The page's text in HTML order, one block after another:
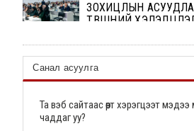
ЗОХИЦЛЫН
ТҮВШНИЙ
Хамтын ажиллагааг
санал солилцлоо
Санал асуулга
Та вэб сайтаас өөрт хэрэгцээт
чаддаг уу?